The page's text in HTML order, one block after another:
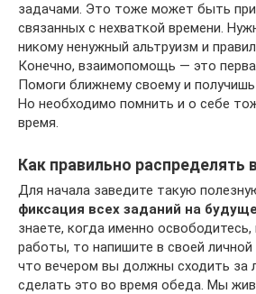
задачами. Это тоже может быть
связанных с нехваткой времени.
никому ненужный альтруизм и
Конечно, взаимопомощь — это
Помоги ближнему своему и
Но необходимо помнить и о себе
время.
Как правильно распределять
Для начала заведите такую
фиксация всех заданий на
знаете, когда именно освободитесь,
работы, то напишите в своей личной
что вечером вы должны сходить за
сделать это во время обеда. Мы